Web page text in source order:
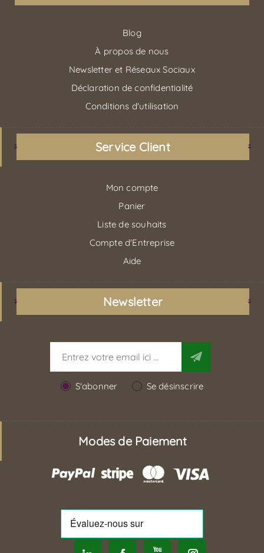
Blog
À propos de nous
Newsletter et Réseaux Sociaux
Déclaration de confidentialité
Conditions d'utilisation
Service Client
Mon compte
Panier
Liste de souhaits
Compte d'Entreprise
Aide
Newsletter
S'abonner Se désinscrire
Modes de Paiement